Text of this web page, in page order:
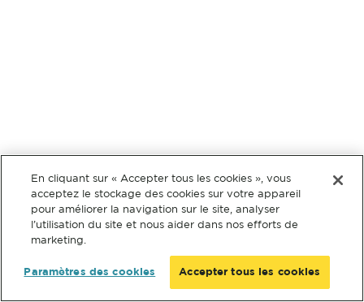
En cliquant sur « Accepter tous les cookies », vous
acceptez le stockage des cookies sur votre appareil
pour améliorer la navigation sur le site, analyser
l’utilisation du site et nous aider dans nos efforts de
marketing.
Paramètres des cookies Accepter tous les cookies